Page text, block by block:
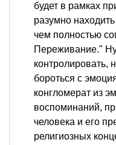
будет в рамках
разумно
чем полностью
Переживание."
контролировать,
бороться с
конгломерат из
воспоминаний,
человека и его
религиозных